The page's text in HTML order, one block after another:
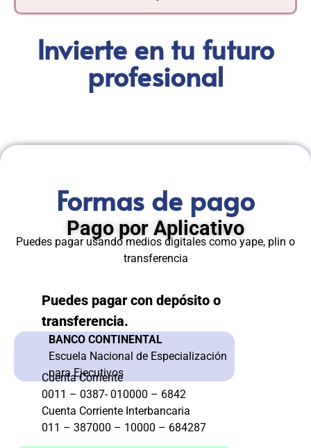
Invierte en tu futuro
profesional
Formas de pago
Pago por Aplicativo
Puedes pagar usando medios digitales como yape, plin o
transferencia
Puedes pagar con depósito o
transferencia.
BANCO CONTINENTAL
Escuela Nacional de Especialización
para Ejecutivos
Cuenta Corriente
0011 – 0387- 010000 – 6842
Cuenta Corriente Interbancaria
011 – 387000 – 10000 – 684287